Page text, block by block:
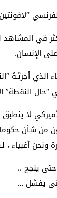
في المشاهد
الإنسان.
أجرتْـهُ
“حال النقطة”
لا
من شأن
أغبياء ،
ينجح ..
يفشل …